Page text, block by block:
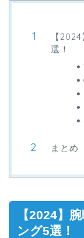
【
選！
まとめ
【2024】
ング5選！